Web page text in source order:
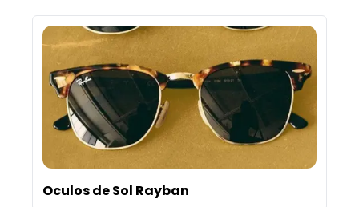
Oculos de Sol Rayban